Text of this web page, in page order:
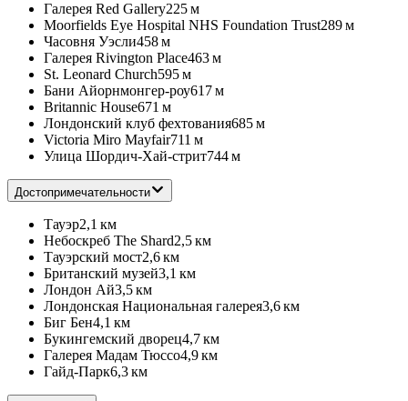
Галерея Red Gallery225 м
Moorfields Eye Hospital NHS Foundation Trust289 м
Часовня Уэсли458 м
Галерея Rivington Place463 м
St. Leonard Church595 м
Бани Айорнмонгер-роу617 м
Britannic House671 м
Лондонский клуб фехтования685 м
Victoria Miro Mayfair711 м
Улица Шордич-Хай-стрит744 м
Достопримечательности
Тауэр2,1 км
Небоскреб The Shard2,5 км
Тауэрский мост2,6 км
Британский музей3,1 км
Лондон Ай3,5 км
Лондонская Национальная галерея3,6 км
Биг Бен4,1 км
Букингемский дворец4,7 км
Галерея Мадам Тюссо4,9 км
Гайд-Парк6,3 км